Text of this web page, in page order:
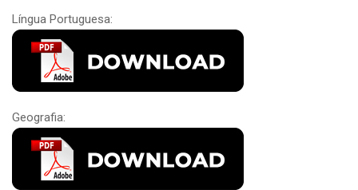
Língua Portuguesa:
Geografia: